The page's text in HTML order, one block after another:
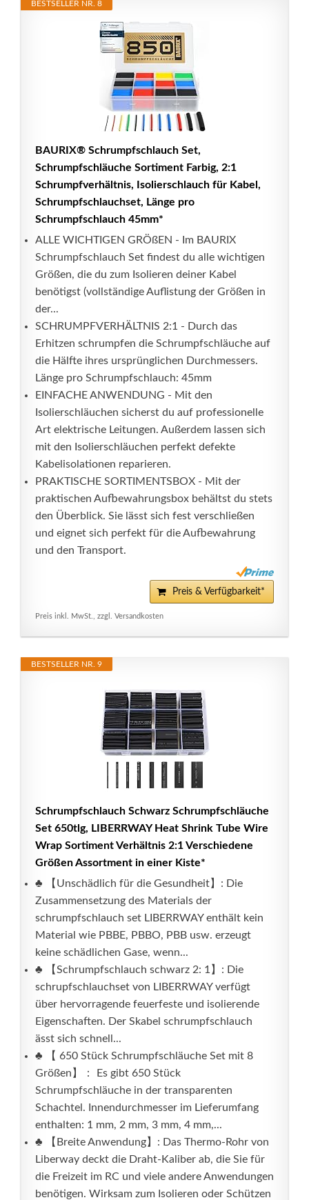
BESTSELLER NR. 8
BAURIX® Schrumpfschlauch Set,
Schrumpfschläuche Sortiment Farbig, 2:1
Schrumpfverhältnis, Isolierschlauch für Kabel,
Schrumpfschlauchset, Länge pro
Schrumpfschlauch 45mm*
ALLE WICHTIGEN GRÖßEN - Im BAURIX
Schrumpfschlauch Set findest du alle wichtigen
Größen, die du zum Isolieren deiner Kabel
benötigst (vollständige Auflistung der Größen in
der...
SCHRUMPFVERHÄLTNIS 2:1 - Durch das
Erhitzen schrumpfen die Schrumpfschläuche auf
die Hälfte ihres ursprünglichen Durchmessers.
Länge pro Schrumpfschlauch: 45mm
EINFACHE ANWENDUNG - Mit den
Isolierschläuchen sicherst du auf professionelle
Art elektrische Leitungen. Außerdem lassen sich
mit den Isolierschläuchen perfekt defekte
Kabelisolationen reparieren.
PRAKTISCHE SORTIMENTSBOX - Mit der
praktischen Aufbewahrungsbox behältst du stets
den Überblick. Sie lässt sich fest verschließen
und eignet sich perfekt für die Aufbewahrung
und den Transport.
Preis & Verfügbarkeit*
Preis inkl. MwSt., zzgl. Versandkosten
BESTSELLER NR. 9
Schrumpfschlauch Schwarz Schrumpfschläuche
Set 650tlg, LIBERRWAY Heat Shrink Tube Wire
Wrap Sortiment Verhältnis 2:1 Verschiedene
Größen Assortment in einer Kiste*
♣ 【Unschädlich für die Gesundheit】: Die
Zusammensetzung des Materials der
schrumpfschlauch set LIBERRWAY enthält kein
Material wie PBBE, PBBO, PBB usw. erzeugt
keine schädlichen Gase, wenn...
♣ 【Schrumpfschlauch schwarz 2: 1】: Die
schrupfschlauchset von LIBERRWAY verfügt
über hervorragende feuerfeste und isolierende
Eigenschaften. Der Skabel schrumpfschlauch
ässt sich schnell...
♣ 【 650 Stück Schrumpfschläuche Set mit 8
Größen】： Es gibt 650 Stück
Schrumpfschläuche in der transparenten
Schachtel. Innendurchmesser im Lieferumfang
enthalten: 1 mm, 2 mm, 3 mm, 4 mm,...
♣ 【Breite Anwendung】: Das Thermo-Rohr von
Liberway deckt die Draht-Kaliber ab, die Sie für
die Freizeit im RC und viele andere Anwendungen
benötigen. Wirksam zum Isolieren oder Schützen